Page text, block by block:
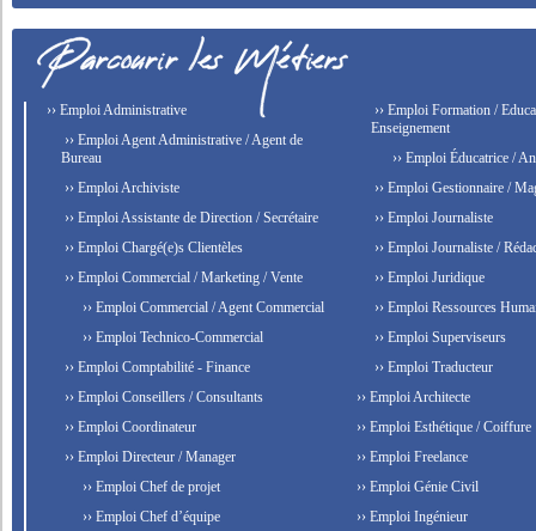
›› Emploi Administrative
›› Emploi Agent Administrative / Agent de
Bureau
›› Emploi Archiviste
›› Emploi Assistante de Direction / Secrétaire
›› Emploi Chargé(e)s Clientèles
›› Emploi Commercial / Marketing / Vente
›› Emploi Commercial / Agent Commercial
›› Emploi Technico-Commercial
›› Emploi Comptabilité - Finance
›› Emploi Conseillers / Consultants
›› Emploi Coordinateur
›› Emploi Directeur / Manager
›› Emploi Chef de projet
›› Emploi Chef d’équipe
›› Emploi Formation /
Enseignement
›› Emploi Éducatrice /
›› Emploi Gestionnaire /
›› Emploi Journaliste
›› Emploi Journaliste /
›› Emploi Juridique
›› Emploi Ressources
›› Emploi Superviseurs
›› Emploi Traducteur
›› Emploi Architecte
›› Emploi Esthétique / Coiffure
›› Emploi Freelance
›› Emploi Génie Civil
›› Emploi Ingénieur